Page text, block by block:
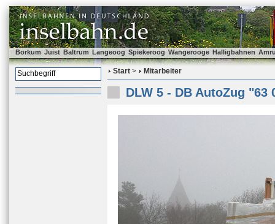
Borkum Juist Baltrum Langeoog Spiekeroog Wangerooge Halligbahnen
Start > Mitarbeiter
DLW 5 - DB AutoZug "63